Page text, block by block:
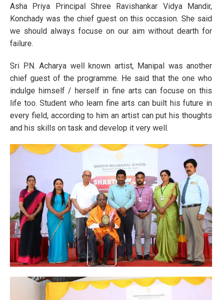
Asha Priya Principal Shree Ravishankar Vidya Mandir,
Konchady was the chief guest on this occasion. She said
we should always focuse on our aim without dearth for
failure.
Sri P.N. Acharya well known artist, Manipal was another
chief guest of the programme. He said that the one who
indulge himself / herself in fine arts can focuse on this
life too. Student who learn fine arts can built his future in
every field, according to him an artist can put his thoughts
and his skills on task and develop it very well.